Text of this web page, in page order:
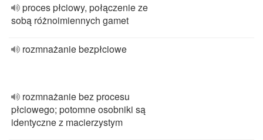
proces płciowy, połączenie ze
sobą różnoimiennych gamet
rozmnażanie bezpłciowe
rozmnażanie bez procesu
płciowego; potomne osobniki są
identyczne z macierzystym